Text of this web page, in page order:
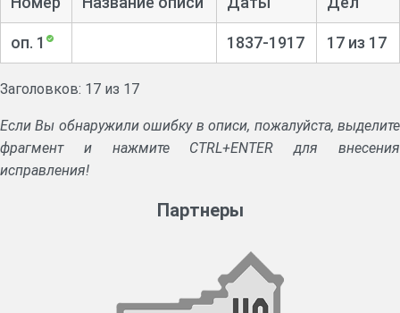
оп. 1 1837-1917 17 из 17
Заголовков: 17 из 17
Если Вы обнаружили ошибку в описи, пожалуйста, выделите
фрагмент и нажмите CTRL+ENTER для внесения
исправления!
Партнеры